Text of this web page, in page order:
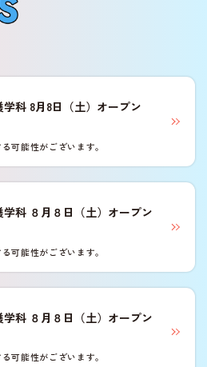
ンス)
ライン個別相談
学科 8月8日（土）オープン
可能性がございます。
学科 ８月８日（土）オープン
可能性がございます。
学科 ８月８日（土）オープン
可能性がございます。